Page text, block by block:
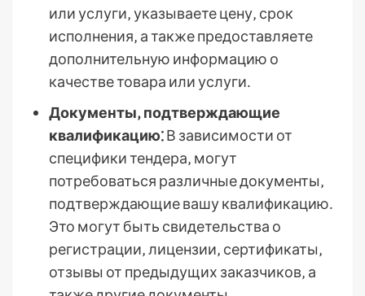
или услуги‚ указываете цену‚ срок
исполнения‚ а также предоставляете
дополнительную информацию о
качестве товара или услуги․
Документы‚ подтверждающие
квалификацию⁚В зависимости от
специфики тендера‚ могут
потребоваться различные документы‚
подтверждающие вашу квалификацию․
Это могут быть свидетельства о
регистрации‚ лицензии‚ сертификаты‚
отзывы от предыдущих заказчиков‚ а